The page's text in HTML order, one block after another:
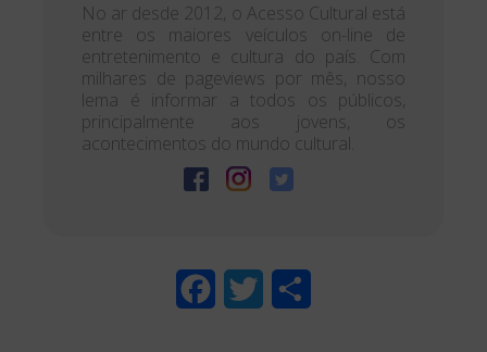
No ar desde 2012, o Acesso Cultural está
entre os maiores veículos on-line de
entretenimento e cultura do país. Com
milhares de pageviews por mês, nosso
lema é informar a todos os públicos,
principalmente aos jovens, os
acontecimentos do mundo cultural.